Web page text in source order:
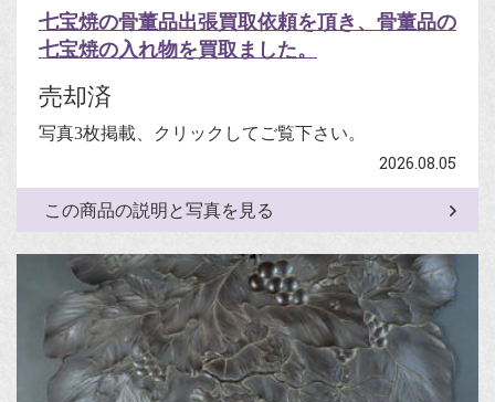
七宝焼の骨董品出張買取依頼を頂き、骨董品の
七宝焼の入れ物を買取ました。
売却済
写真3枚掲載、クリックしてご覧下さい。
2026.08.05
この商品の説明と写真を見る